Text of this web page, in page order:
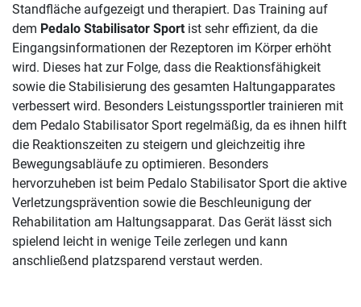
Standfläche aufgezeigt und therapiert. Das Training auf
dem Pedalo Stabilisator Sport ist sehr effizient, da die
Eingangsinformationen der Rezeptoren im Körper erhöht
wird. Dieses hat zur Folge, dass die Reaktionsfähigkeit
sowie die Stabilisierung des gesamten Haltungapparates
verbessert wird. Besonders Leistungssportler trainieren mit
dem Pedalo Stabilisator Sport regelmäßig, da es ihnen hilft
die Reaktionszeiten zu steigern und gleichzeitig ihre
Bewegungsabläufe zu optimieren. Besonders
hervorzuheben ist beim Pedalo Stabilisator Sport die aktive
Verletzungsprävention sowie die Beschleunigung der
Rehabilitation am Haltungsapparat. Das Gerät lässt sich
spielend leicht in wenige Teile zerlegen und kann
anschließend platzsparend verstaut werden.